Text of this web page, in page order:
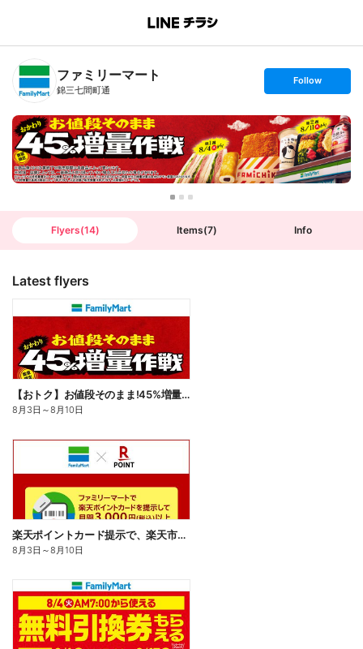
B
n
T
ファミリーマート
錦三七間町通
s
t
o
l
l
o
w
Follow
Flyers(14) Items(7) Info
Latest flyers
【おトク】お値段そのまま!45%増量作戦!
8月3日 ～8月10日
楽天ポイントカード提示で、楽天市場でのお買い物がおトクに!
8月3日 ～8月10日